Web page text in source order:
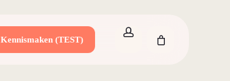
Kennismaken (TEST)
account